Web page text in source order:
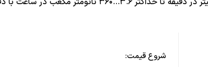
شروع قیمت: